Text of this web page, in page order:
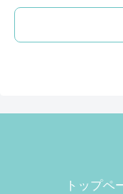
トップペ